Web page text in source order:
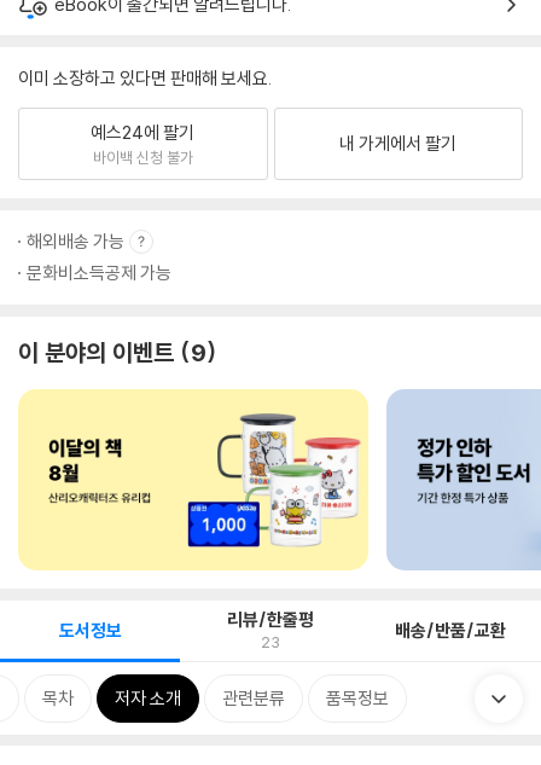
이미 소장하고 있다면 판매해 보세요.
예스24에 팔기
바이백 신청 불가
내 가게에서 팔기
해외배송 가능
문화비소득공제 가능
이 분야의 이벤트 9
도서정보 리뷰/한줄평
23 배송/반품/교환
목차 저자 소개 관련분류 품목정보